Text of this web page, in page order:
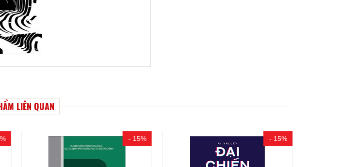
LIÊN QUAN
- 15% - 15%